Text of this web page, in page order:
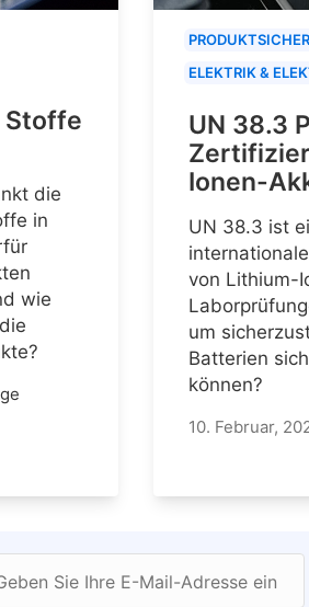
Stoffe
die
in
wie
ELEKTRIK &
UN 38.3
Ionen-
UN 38.3 ist
von Lithium-
um
Batterien
können?
10. Februar,
Sie Ihre E-Mail-Adresse ein